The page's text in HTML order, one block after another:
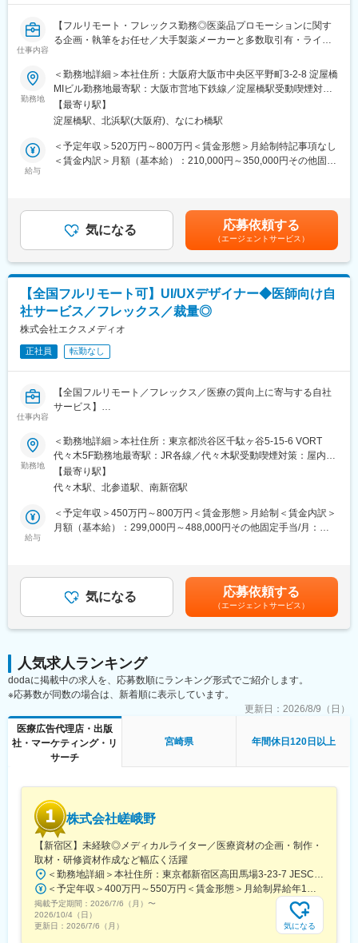
方の歯の悩みを解決したいとブランドを育ててきた結果、既に10
万人以上の患者様が笑顔になるお手伝いをしてきました。
2022年6月にマーケティングに特化した子会社である
SheepMedical Technologies株式会社を設立、また同年9月にはク
設立し、キレイライン矯正だけにとどまらず幅広い歯科の領域で
患者様を笑顔にするサービスを展開しております。
変更の範囲：会社の定める業務
仕事内容
【フルリモート・フレックス勤務◎医薬品プロモーションに関す
る企画・執筆をお任せ／大手製薬メーカーと多数取引有・ライタ
【はじめに】
本求人はメディカルライターの募集です。医薬品に関する資料
（パンフレットや冊子など）の企画～制作までをお任せします。
※薬効・薬理作用・成分解説などが書かれた製品情報などのプロモ
ーションです。
■原稿作成に必要な情報収集：
医学文献検索、お医者様や患者様へのインタビュー、座談会開
催、学会取材などから情報を収集いただきます。
やすく、科学的に正しく作成いただきます。
【取り扱い製品例】
■医療用医薬品の製品情報概要
■効果効能や臨床試験等のパンフレット
■座談会等の記録集
■MRの研修テキスト
■患者向け説明冊子
■Webサイトをはじめとする各種デジタル資材等
企画制作部は20名程度の部署になります。チーム体制で業務を行
っており、1チームにつき5～7名で構成さています。製薬企業か
ら転職してきた方が多くいらっしゃり、経験・知識豊富なスタッ
フが揃っています。
【キャリアパス】
ゆくゆくは販促資材の企画立案もお任せしたいと考えています。
【弊社の特徴】
■ライター所属数は業界1位：
制作物・クオリティには定評があります。未経験から育て上げる
文化もある一方で、プロ集団として日々サービスクオリティの向
上に努めています。
■グループ会社（医療系出版社）の創刊数も業界1位：
グループ会社であるメディカルレビュー社は業界内でトップの自
社創刊数を誇っており、そのグループ会社である同社はその創刊
数の多さを支えています。
勤務地
＜勤務地詳細＞本社住所：大阪府大阪市中央区平野町3-2-8 淀屋橋
MIビル勤務地最寄駅：大阪市営地下鉄線／淀屋橋駅受動喫煙対
策：屋内全面禁煙変更の範囲：会社の定める事業所（リモートワ
ーク含む）
【最寄り駅】
淀屋橋駅、北浜駅(大阪府)、なにわ橋駅
給与
＜予定年収＞520万円～800万円＜賃金形態＞月給制特記事項なし
＜賃金内訳＞月額（基本給）：210,000円～350,000円その他固定
昇給：有（年4回人事考課がありますが、原則評価が下がることは
ありません）賃金はあくまでも目安の金額であり、選考を通じて
上下する可能性があります。月給(月額)は固定手当を含めた表記で
す。
気になる 応募依頼する
（エージェントサービス）
【全国フルリモート可】UI/UXデザイナー◆医師向け自
社サービス／フレックス／裁量◎
株式会社エクスメディオ
正社員 転勤なし
仕事内容
【全国フルリモート／フレックス／医療の質向上に寄与する自社
サービス】
医師専用Webサービス・アプリを運営する当社にて、「ヒポク
ラ」のUI/UXデザイナーをお任せします。
■業務内容：
医師という専門性の高いユーザーに向き合い、プロダクト・マー
ケティング・ブランディングまで横断的に関わることができま
す。PM・開発ディレクター・エンジニアと連携しながら、UI/UX
っていただきたいと考えています。
・HTMLメールや広告バナー・SNS画像などWEBマーケティング
に必要なデザイン
・学会で配るチラシやリーフレット・会員獲得のためのダイレク
■働き方
残業時間は10～20時間程とワークライフバランスを整えやすい環
四半期に一回程度の対面で会うキックオフの機会もご用意してお
ります。
■当社について：
当社は、「テクノロジーの力で人々の健康寿命を延ばす」ことを
理念に掲げ、医師専用のWebサービスやアプリを展開していま
す。
当社が提供する「ヒポクラ」は、約70,000人以上の医師が参加す
勤務地
＜勤務地詳細＞本社住所：東京都渋谷区千駄ヶ谷5-15-6 VORT
代々木5F勤務地最寄駅：JR各線／代々木駅受動喫煙対策：屋内全
面禁煙変更の範囲：会社の定める事業所（リモートワーク含む）
【最寄り駅】
代々木駅、北参道駅、南新宿駅
給与
＜予定年収＞450万円～800万円＜賃金形態＞月給制＜賃金内訳＞
月額（基本給）：299,000円～488,000円その他固定手当/月：
残業手当＞有＜給与補足＞■上記「その他固定手当」：在宅勤務手
当賃金はあくまでも目安の金額であり、選考を通じて上下する可
能性があります。月給(月額)は固定手当を含めた表記です。
気になる 応募依頼する
（エージェントサービス）
人気求人ランキング
dodaに掲載中の求人を、応募数順にランキング形式でご紹介します。
※応募数が同数の場合は、新着順に表示しています。
更新日： 2026/8/9（日）
医療広告代理店・出版
社・マーケティング・リ
サーチ
宮崎県 年間休日120日以上
株式会社嵯峨野
【新宿区】未経験◎メディカルライター／医療資材の企画・制作・
取材・研修資材作成など幅広く活躍
＜勤務地詳細＞本社住所：東京都新宿区高田馬場3-23-7 JESCO高田馬場3F受動喫煙対策：屋内全面禁煙変更の範囲：会社の定める事業所（リモートワーク含む）
＜予定年収＞400万円～550万円＜賃金形態＞月給制昇給年1回、賞与年2回（実績）＜賃金内訳＞月額（基本給）：250,000円～350,000円＜月給＞250,000円～350,000円＜昇給有無＞有＜残業手当＞有＜給与補足＞経験・能力を考慮して決定します賃金はあくまでも目安の金額であり、選考を通じて上下する可能性があります。月給(月額)は固定手当を含めた表記です。
掲載予定期間： 2026/7/6（月） 〜
2026/10/4（日）
更新日： 2026/7/6（月） 気になる